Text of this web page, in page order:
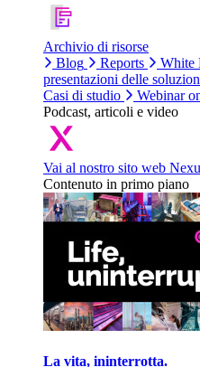
Archivio di risorse
Blog
Reports White
presentazioni delle
Casi di studio
Webinar
Podcast, articoli e video
Vai al nostro sito web
Contenuto in primo piano
La vita, ininterrotta.